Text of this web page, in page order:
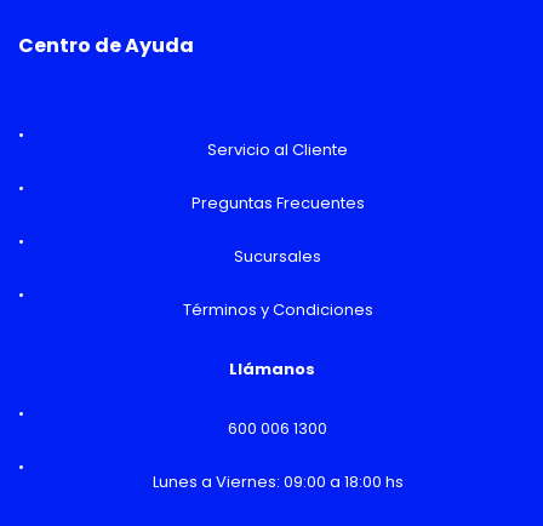
Centro de Ayuda
Servicio al Cliente
Preguntas Frecuentes
Sucursales
Términos y Condiciones
Llámanos
600 006 1300
Lunes a Viernes: 09:00 a 18:00 hs